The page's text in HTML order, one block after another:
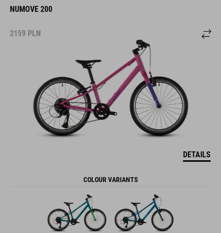
NUMOVE 200
2159 PLN
DETAILS
COLOUR VARIANTS